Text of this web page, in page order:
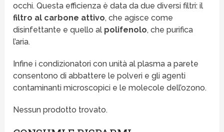
occhi. Questa efficienza è data da due diversi filtri: il
filtro al carbone attivo, che agisce come
disinfettante e quello al polifenolo, che purifica
l’aria.
Infine i condizionatori con unità al plasma a parete
consentono di abbattere le polveri e gli agenti
contaminanti microscopici e le molecole dell’ozono.
Nessun prodotto trovato.